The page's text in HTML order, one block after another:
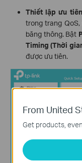
Thiết lập ưu
trong trang
băng thông. Bật
Timing (Thời
được ưu tiên.
From United
Get products,